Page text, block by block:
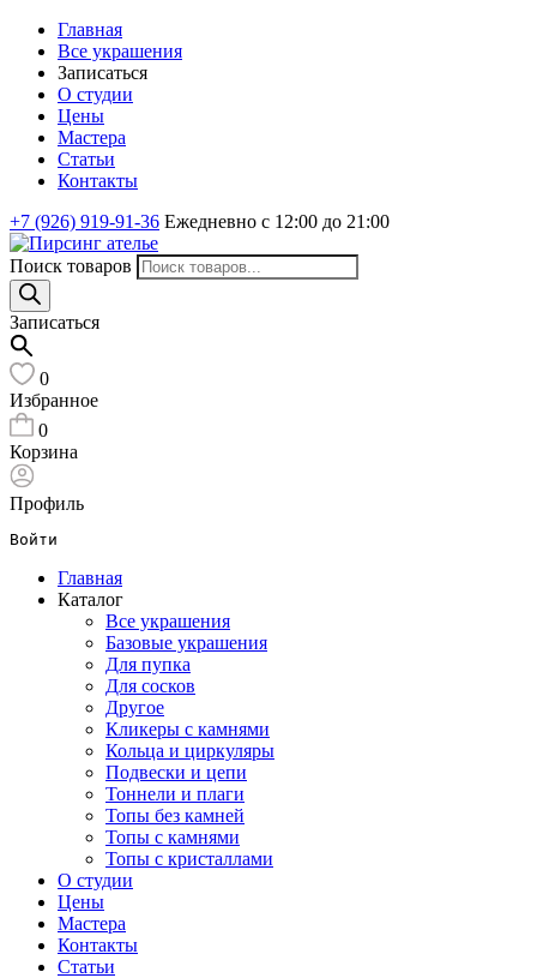
Главная
Все украшения
Записаться
О студии
Цены
Мастера
Статьи
Контакты
+7 (926) 919-91-36 Ежедневно с 12:00 до 21:00
Поиск товаров
Записаться
0
Избранное
0
Корзина
Профиль
Войти
Главная
Каталог
Все украшения
Базовые украшения
Для пупка
Для сосков
Другое
Кликеры с камнями
Кольца и циркуляры
Подвески и цепи
Тоннели и плаги
Топы без камней
Топы с камнями
Топы с кристаллами
О студии
Цены
Мастера
Контакты
Статьи